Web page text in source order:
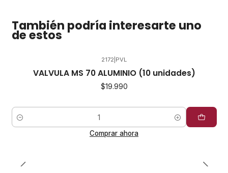
También podría interesarte uno
de estos
2172 PVL
VALVULA MS 70 ALUMINIO (10 unidades)
$19.990
Cantidad
Comprar ahora